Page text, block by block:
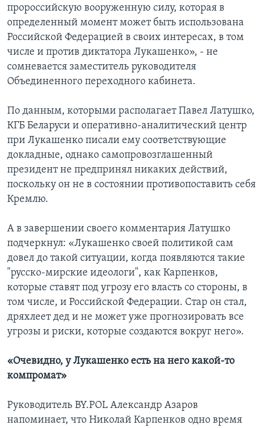
пророссийскую вооруженную силу, которая в
определенный момент может быть использована
Российской Федерацией в своих интересах, в том
числе и против диктатора Лукашенко», - не
сомневается заместитель руководителя
Объединенного переходного кабинета.
По данным, которыми располагает Павел Латушко,
КГБ Беларуси и оперативно-аналитический центр
при Лукашенко писали ему соответствующие
докладные, однако самопровозглашенный
президент не предпринял никаких действий,
поскольку он не в состоянии противопоставить себя
Кремлю.
А в завершении своего комментария Латушко
подчеркнул: «Лукашенко своей политикой сам
довел до такой ситуации, когда появляются такие
"русско-мирские идеологи", как Карпенков,
которые ставят под угрозу его власть со стороны, в
том числе, и Российской Федерации. Стар он стал,
дряхлеет дед и не может уже прогнозировать все
угрозы и риски, которые создаются вокруг него».
«Очевидно, у Лукашенко есть на него какой-то
компромат»
Руководитель BY.POL Александр Азаров
напоминает, что Николай Карпенков одно время